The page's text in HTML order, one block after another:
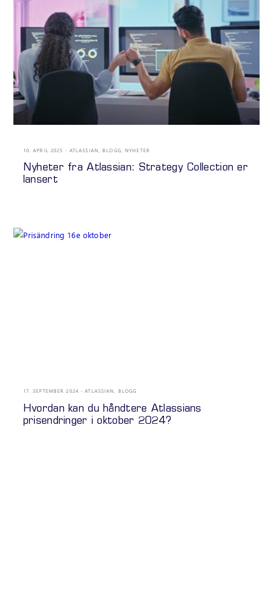
10. APRIL 2025 ATLASSIAN ,BLOGG ,NYHETER
Nyheter fra Atlassian: Strategy Collection er
lansert
17. SEPTEMBER 2024 ATLASSIAN, BLOGG
Hvordan kan du håndtere Atlassians
prisendringer i oktober 2024?